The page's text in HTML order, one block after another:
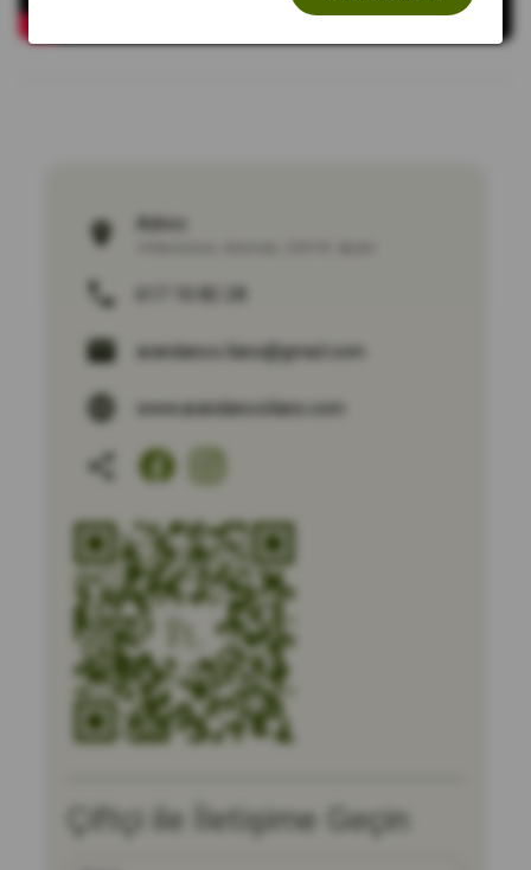
Adres:
arandanos.llano@gmail.com
www.arandanosllano.com
Çiftçi ile İletişime Geçin